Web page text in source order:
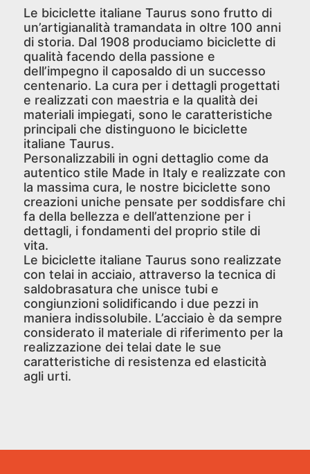
Le biciclette italiane Taurus sono frutto di
un’artigianalità tramandata in oltre 100 anni
di storia. Dal 1908 produciamo biciclette di
qualità facendo della passione e
dell’impegno il caposaldo di un successo
centenario. La cura per i dettagli progettati
e realizzati con maestria e la qualità dei
materiali impiegati, sono le caratteristiche
principali che distinguono le biciclette
italiane Taurus.
Personalizzabili in ogni dettaglio come da
autentico stile Made in Italy e realizzate con
la massima cura, le nostre biciclette sono
creazioni uniche pensate per soddisfare chi
fa della bellezza e dell’attenzione per i
dettagli, i fondamenti del proprio stile di
vita.
Le biciclette italiane Taurus sono realizzate
con telai in acciaio, attraverso la tecnica di
saldobrasatura che unisce tubi e
congiunzioni solidificando i due pezzi in
maniera indissolubile. L’acciaio è da sempre
considerato il materiale di riferimento per la
realizzazione dei telai date le sue
caratteristiche di resistenza ed elasticità
agli urti.